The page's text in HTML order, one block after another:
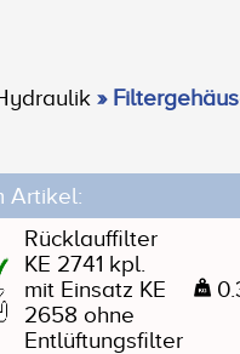
»
Artikel:
Rücklauffilter
KE 2741 kpl.
mit Einsatz KE
2658 ohne
Entlüftungsfilter